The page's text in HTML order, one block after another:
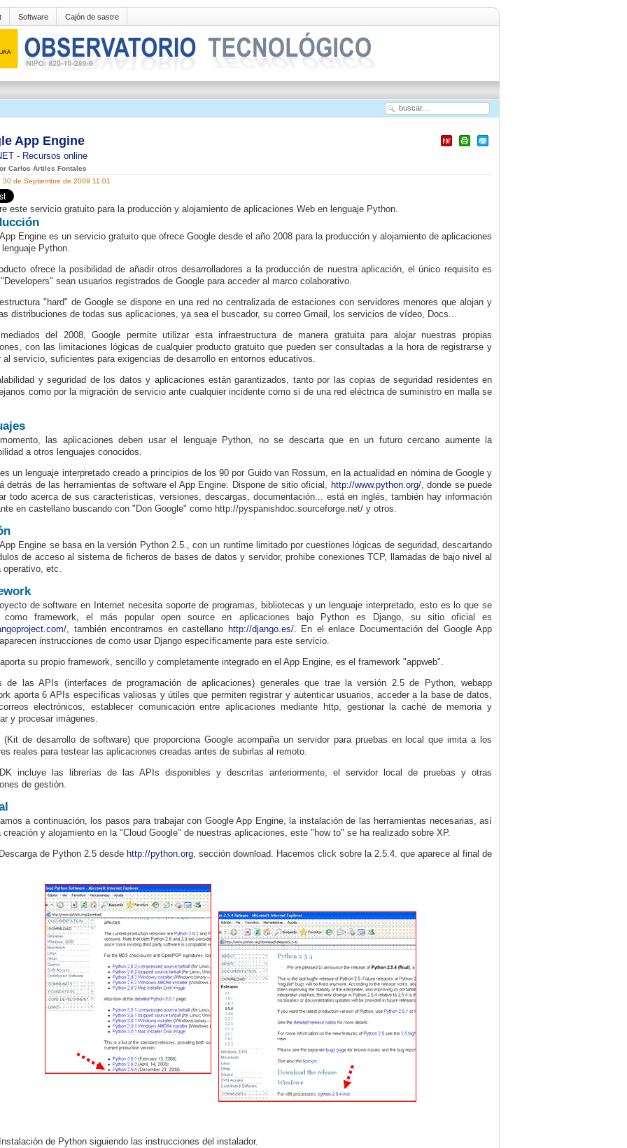
Software Cajón de sastre
App Engine
- Recursos online
Carlos Artiles Fontales
30 de Septiembre de 2009 11:01
este servicio gratuito para la producción y alojamiento de aplicaciones Web en lenguaje Python.
Engine es un servicio gratuito que ofrece Google desde el año 2008 para la producción y alojamiento de aplicaciones
Python.
ofrece la posibilidad de añadir otros desarrolladores a la producción de nuestra aplicación, el único requisito es
sean usuarios registrados de Google para acceder al marco colaborativo.
"hard" de Google se dispone en una red no centralizada de estaciones con servidores menores que alojan y
distribuciones de todas sus aplicaciones, ya sea el buscador, su correo Gmail, los servicios de vídeo, Docs...
del 2008, Google permite utilizar esta infraestructura de manera gratuita para alojar nuestras propias
con las limitaciones lógicas de cualquier producto gratuito que pueden ser consultadas a la hora de registrarse y
al servicio, suficientes para exigencias de desarrollo en entornos educativos.
y seguridad de los datos y aplicaciones están garantizados, tanto por las copias de seguridad residentes en
como por la migración de servicio ante cualquier incidente como si de una red eléctrica de suministro en malla se
las aplicaciones deben usar el lenguaje Python, no se descarta que en un futuro cercano aumente la
a otros lenguajes conocidos.
un lenguaje interpretado creado a principios de los 90 por Guido van Rossum, en la actualidad en nómina de Google y
detrás de las herramientas de software el App Engine. Dispone de sitio oficial, http://www.python.org/, donde se puede
todo acerca de sus características, versiones, descargas, documentación... está en inglés, también hay información
en castellano buscando con "Don Google" como http://pyspanishdoc.sourceforge.net/ y otros.
Engine se basa en la versión Python 2.5., con un runtime limitado por cuestiones lógicas de seguridad, descartando
de acceso al sistema de ficheros de bases de datos y servidor, prohibe conexiones TCP, llamadas de bajo nivel al
operativo, etc.
de software en Internet necesita soporte de programas, bibliotecas y un lenguaje interpretado, esto es lo que se
como framework, el más popular open source en aplicaciones bajo Python es Django, su sitio oficial es
, también encontramos en castellano http://django.es/. En el enlace Documentación del Google App
instrucciones de como usar Django específicamente para este servicio.
su propio framework, sencillo y completamente integrado en el App Engine, es el framework "appweb".
de las APIs (interfaces de programación de aplicaciones) generales que trae la versión 2.5 de Python, webapp
aporta 6 APIs específicas valiosas y útiles que permiten registrar y autenticar usuarios, acceder a la base de datos,
electrónicos, establecer comunicación entre aplicaciones mediante http, gestionar la caché de memoria y
y procesar imágenes.
de desarrollo de software) que proporciona Google acompaña un servidor para pruebas en local que imita a los
reales para testear las aplicaciones creadas antes de subirlas al remoto.
incluye las librerías de las APIs disponibles y descritas anteriormente, el servidor local de pruebas y otras
de gestión.
a continuación, los pasos para trabajar con Google App Engine, la instalación de las herramientas necesarias, así
creación y alojamiento en la "Cloud Google" de nuestras aplicaciones, este "how to" se ha realizado sobre XP.
de Python 2.5 desde http://python.org, sección download. Hacemos click sobre la 2.5.4. que aparece al final de
de Python siguiendo las instrucciones del instalador.